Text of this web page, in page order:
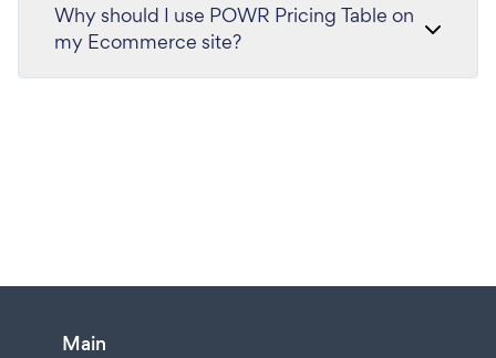
Why should I use POWR Pricing Table on
my Ecommerce site?
Main